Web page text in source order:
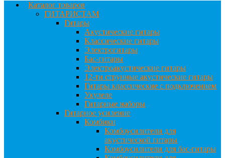
Каталог товаров
ГИТАРИСТАМ
Гитары
Акустические гитары
Классические гитары
Электрогитары
Бас-гитары
Электроакустические гитары
12-ти струнные акустические гитары
Гитары классические с подключением
Укулеле
Гитарные наборы
Гитарное усиление
Комбики
Комбоусилители для
акустической гитары
Комбоусилители для бас-гитары